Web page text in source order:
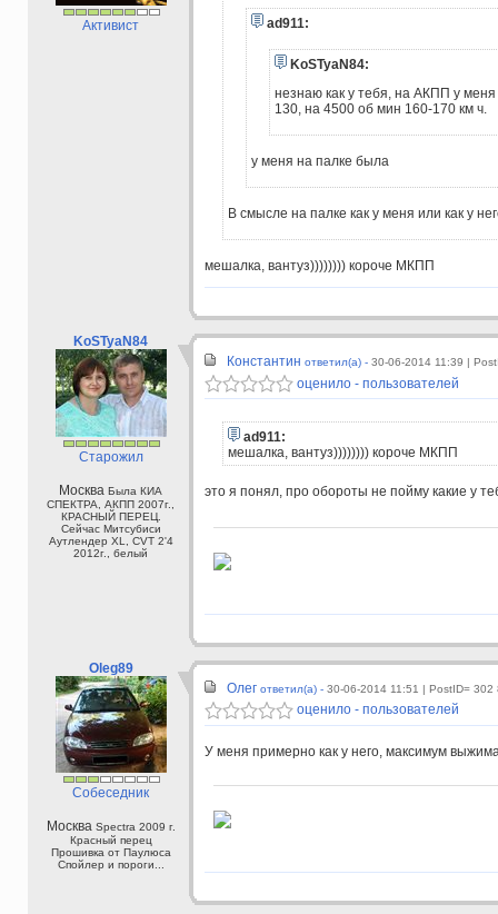
Активист ad911:
KoSTyaN84:
незнаю как у тебя, на АКПП у
130, на 4500 об мин 160-170 км ч.
у меня на палке была
В смысле на палке как у меня или как у
мешалка, вантуз)))))))) короче МКПП
KoSTyaN84
Старожил
Москва Была КИА
СПЕКТРА, АКПП 2007г.,
КРАСНЫЙ ПЕРЕЦ.
Сейчас Митсубиси
Аутлендер XL, CVT 2'4
2012г., белый
Константин ответил(а) - 30-06-2014 11:39 |
оценило - пользователей
ad911:
мешалка, вантуз)))))))) короче МКПП
это я понял, про обороты не пойму какие у
Oleg89
Собеседник
Москва Spectra 2009 г.
Красный перец
Прошивка от Паулюса
Спойлер и пороги...
Олег ответил(а) - 30-06-2014 11:51 | PostID= 302
оценило - пользователей
У меня примерно как у него, максимум